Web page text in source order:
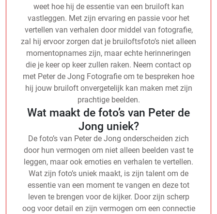
weet hoe hij de essentie van een bruiloft kan
vastleggen. Met zijn ervaring en passie voor het
vertellen van verhalen door middel van fotografie,
zal hij ervoor zorgen dat je bruiloftsfoto’s niet alleen
momentopnames zijn, maar echte herinneringen
die je keer op keer zullen raken. Neem contact op
met Peter de Jong Fotografie om te bespreken hoe
hij jouw bruiloft onvergetelijk kan maken met zijn
prachtige beelden.
Wat maakt de foto’s van Peter de
Jong uniek?
De foto’s van Peter de Jong onderscheiden zich
door hun vermogen om niet alleen beelden vast te
leggen, maar ook emoties en verhalen te vertellen.
Wat zijn foto’s uniek maakt, is zijn talent om de
essentie van een moment te vangen en deze tot
leven te brengen voor de kijker. Door zijn scherp
oog voor detail en zijn vermogen om een connectie